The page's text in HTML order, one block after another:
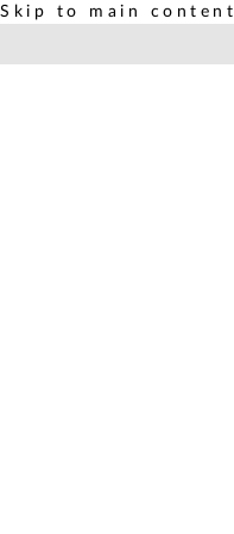
Skip to main content